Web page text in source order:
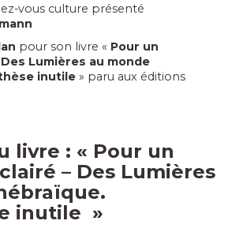
vous culture présenté
pour son livre « Pour un
Lumières au monde
inutile » paru aux éditions
livre : « Pour un
– Des Lumières
inutile »